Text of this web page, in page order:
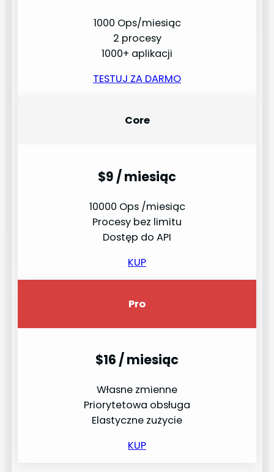
1000 Ops/miesiąc
2 procesy
1000+ aplikacji
TESTUJ ZA DARMO
Core
$9 / miesiąc
10000 Ops /miesiąc
Procesy bez limitu
Dostęp do API
KUP
Pro
$16 / miesiąc
Własne zmienne
Priorytetowa obsługa
Elastyczne zużycie
KUP